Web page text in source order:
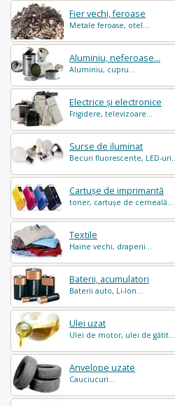
Fier vechi, feroase
Metale feroase, otel...
Aluminiu, neferoase...
Aluminiu, cupru...
Electrice și electronice
Frigidere, televizoare...
Surse de iluminat
Becuri fluorescente, LED-
Cartușe de imprimantă
toner, cartușe de cerneală...
Textile
Haine vechi, draperii...
Baterii, acumulatori
Baterii auto, Li-Ion...
Ulei uzat
Ulei de motor, ulei de gătit...
Anvelope uzate
Cauciucuri...